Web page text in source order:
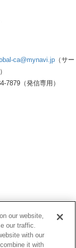
ca@mynavi.jp （サー
（発信専用）
our website,
our traffic.
with our
it with